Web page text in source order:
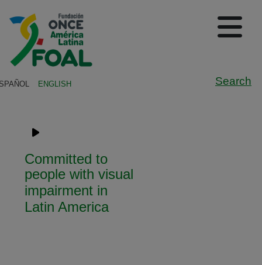
Search
Logo de Fundación ONCE
ENGLISH
Committed to
people with visual
impairment in
Latin America